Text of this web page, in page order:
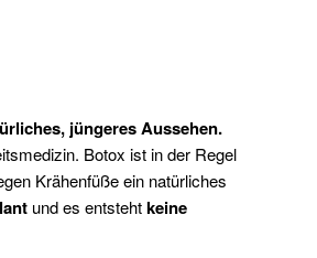
jüngeres Aussehen.
Botox ist in der Regel
Krähenfüße ein natürliches
und es entstehtkeine